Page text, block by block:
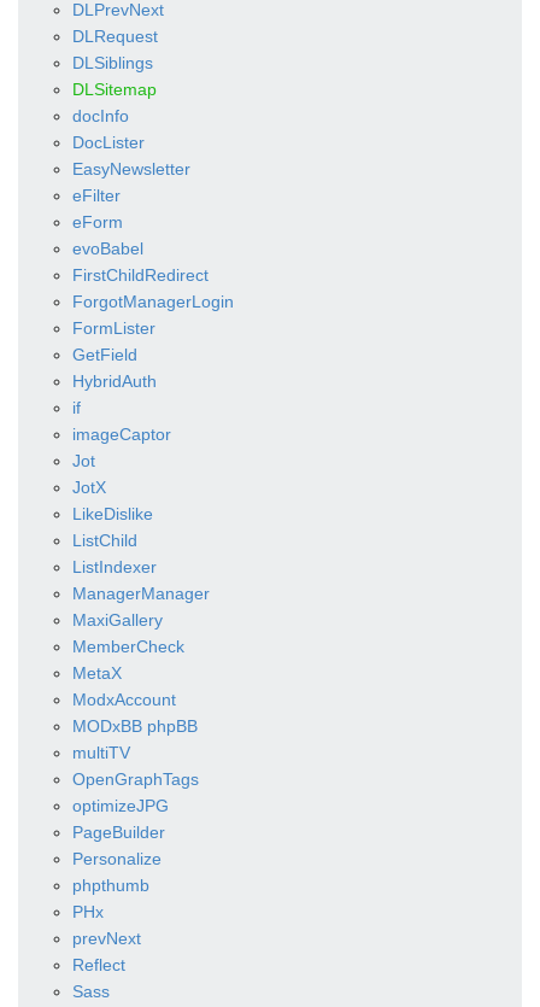
DLPrevNext
DLRequest
DLSiblings
DLSitemap
docInfo
DocLister
EasyNewsletter
eFilter
eForm
evoBabel
FirstChildRedirect
ForgotManagerLogin
FormLister
GetField
HybridAuth
if
imageCaptor
Jot
JotX
LikeDislike
ListChild
ListIndexer
ManagerManager
MaxiGallery
MemberCheck
MetaX
ModxAccount
MODxBB phpBB
multiTV
OpenGraphTags
optimizeJPG
PageBuilder
Personalize
phpthumb
PHx
prevNext
Reflect
Sass